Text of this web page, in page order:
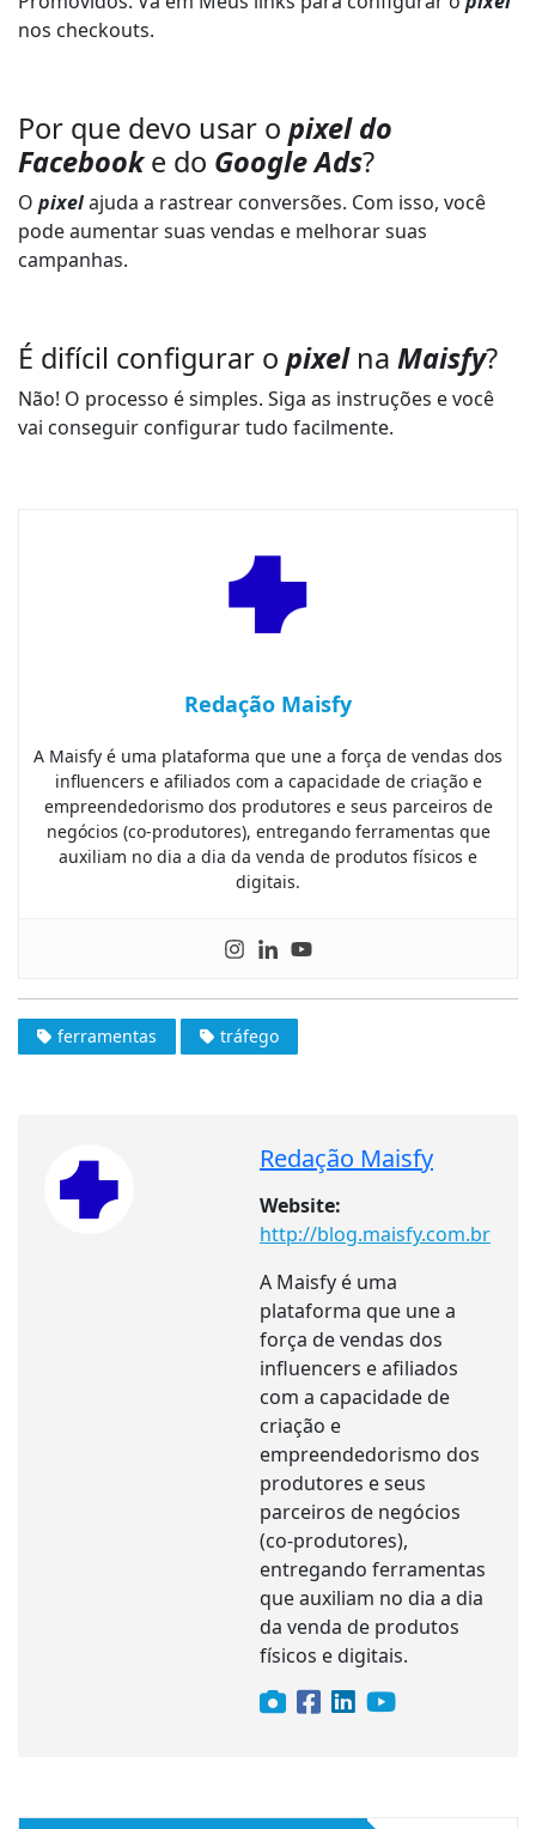
nos checkouts.
Por que devo usar o pixel do
Facebooke do Google Ads?
O pixelajuda a rastrear conversões. Com isso, você
pode aumentar suas vendas e melhorar suas
campanhas.
É difícil configurar o pixelna Maisfy?
Não! O processo é simples. Siga as instruções e você
vai conseguir configurar tudo facilmente.
Redação Maisfy
A Maisfy é uma plataforma que une a força de vendas dos
influencers e afiliados com a capacidade de criação e
empreendedorismo dos produtores e seus parceiros de
negócios (co-produtores), entregando ferramentas que
auxiliam no dia a dia da venda de produtos físicos e
digitais.
ferramentas tráfego
Redação Maisfy
Website:
http://blog.maisfy.com.br
A Maisfy é uma
plataforma que une a
força de vendas dos
influencers e afiliados
com a capacidade de
criação e
empreendedorismo dos
produtores e seus
parceiros de negócios
(co-produtores),
entregando ferramentas
que auxiliam no dia a dia
da venda de produtos
físicos e digitais.